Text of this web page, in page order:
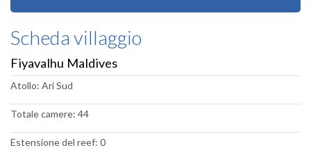
Scheda villaggio
Fiyavalhu Maldives
Atollo: Ari Sud
Totale camere: 44
Estensione del reef: 0